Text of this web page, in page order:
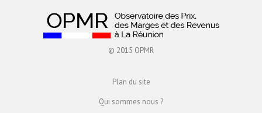
© 2015 OPMR
Plan du site
Qui sommes nous ?